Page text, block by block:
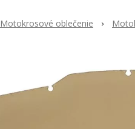
Motokrosové oblečenie